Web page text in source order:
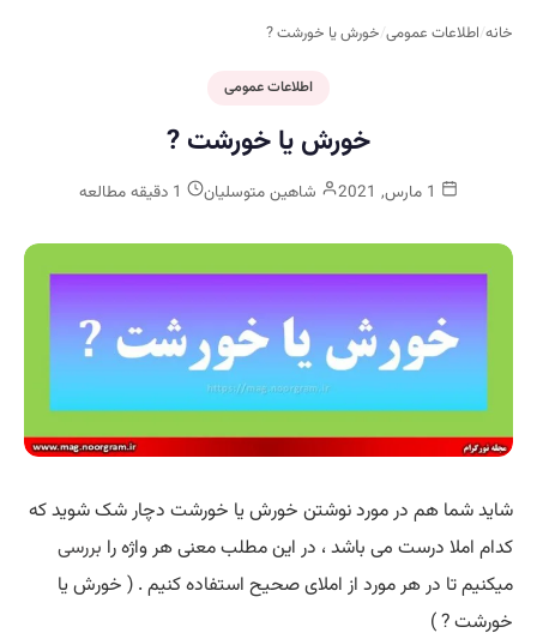
خانه/اطلاعات عمومی/خورش یا خورشت ?
اطلاعات عمومی
خورش یا خورشت ?
شاهین متوسلیان
شاید شما هم در مورد نوشتن خورش یا خورشت دچار شک شوید که
کدام املا درست می باشد ، در این مطلب معنی هر واژه را بررسی
میکنیم تا در هر مورد از املای صحیح استفاده کنیم . ( خورش یا
خورشت ? )